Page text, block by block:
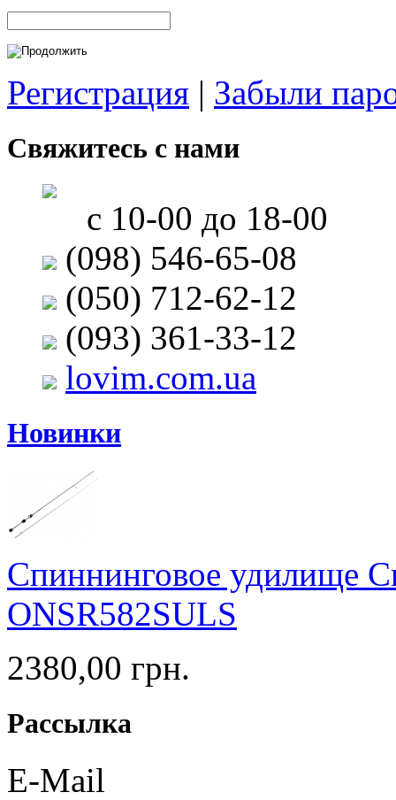
Регистрация | Забыли
Свяжитесь с нами
с 10-00 до 18-00
(098) 546-65-08
(050) 712-62-12
(093) 361-33-12
lovim.com.ua
Новинки
Спиннинговое удилище
ONSR582SULS
2380,00 грн.
Рассылка
E-Mail